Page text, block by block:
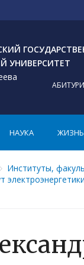
УНИВЕРСИТЕТ
НАУКА ЖИЗНЬ
Институты,